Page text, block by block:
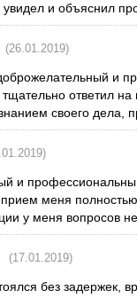
и объяснил
(26.01.2019)
и
тщательно ответил
своего дела,
и
меня
у меня вопросов не
(17.01.2019)
без задержек,